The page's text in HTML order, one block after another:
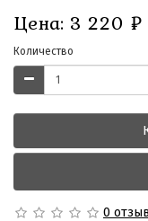
Цена: 3 220 ₽
Количество
0